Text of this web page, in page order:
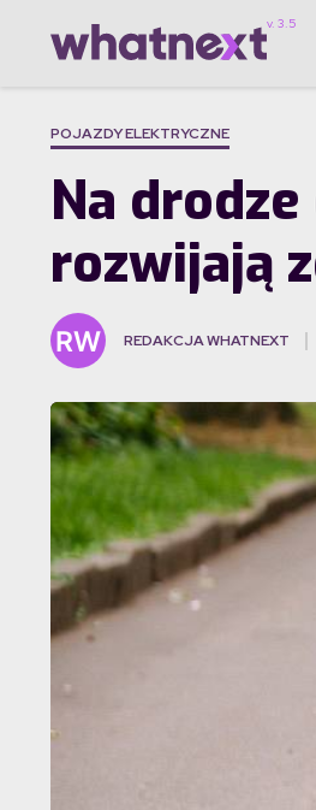
POJAZDY ELEKTRYCZNE
Na
rozwijają
REDAKCJA WHATNEXT